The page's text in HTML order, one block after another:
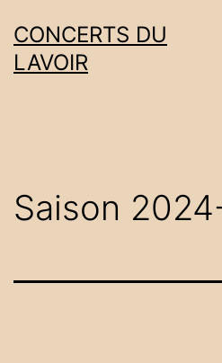
au
contenu
CONCERTS DU
LAVOIR
Saison